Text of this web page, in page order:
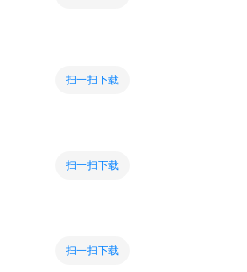
扫一扫下载
扫一扫下载
扫一扫下载